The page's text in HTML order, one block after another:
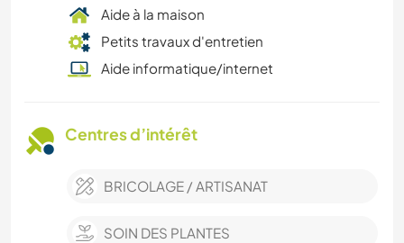
Aide à la maison
Petits travaux d'entretien
Aide informatique/internet
Centres d’intérêt
BRICOLAGE / ARTISANAT
SOIN DES PLANTES